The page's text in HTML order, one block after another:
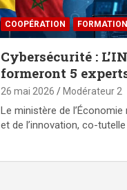
⁠COOPÉRATION FORMATION
Cybersécurité :
formeront 5
26 mai 2026 Modérateur 2
Le ministère de
et de l’innovation, co-